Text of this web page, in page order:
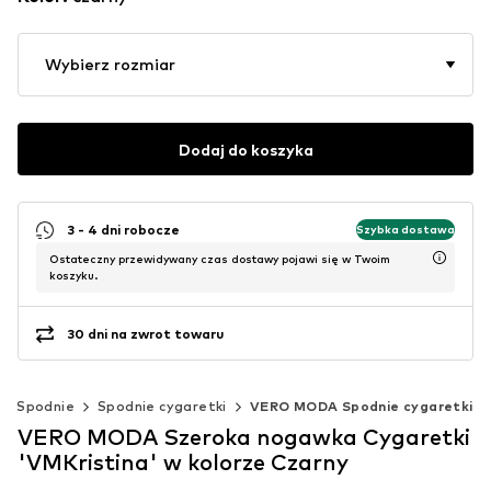
Wybierz rozmiar
Dodaj do koszyka
3 - 4 dni robocze Szybka dostawa
Ostateczny przewidywany czas dostawy pojawi się w Twoim
koszyku.
30 dni na zwrot towaru
Spodnie Spodnie cygaretki VERO MODA Spodnie cygaretki
VERO MODA Szeroka nogawka Cygaretki
'VMKristina' w kolorze Czarny